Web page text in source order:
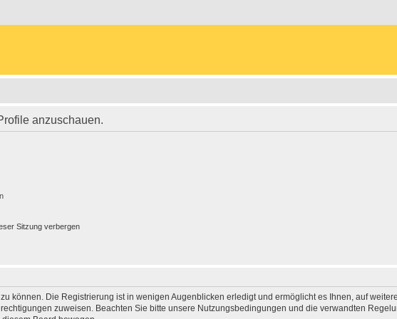
anzuschauen.
Sitzung verbergen
können. Die Registrierung ist in wenigen Augenblicken erledigt und ermöglicht es Ihnen, auf
zuweisen. Beachten Sie bitte unsere Nutzungsbedingungen und die verwandten